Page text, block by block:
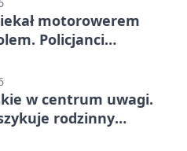
motorowerem
Policjanci
w centrum uwagi.
rodzinny